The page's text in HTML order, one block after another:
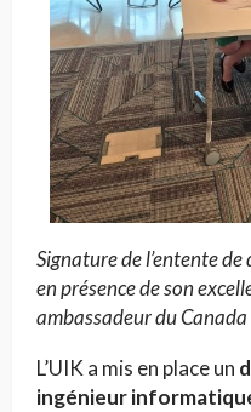
Signature de l’entente
en présence de son
ambassadeur du Canada
L’UIK a mis en place un
ingénieur